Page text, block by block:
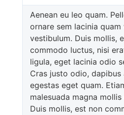
Aenean eu leo quam.
ornare sem lacinia quam
vestibulum. Duis mollis,
commodo luctus, nisi
ligula, eget lacinia odio
Cras justo odio, dapibus
egestas eget quam.
malesuada magna mollis
Duis mollis, est non